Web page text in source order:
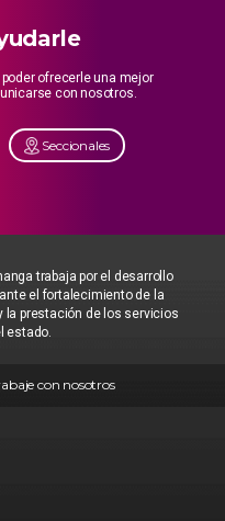
ofrecerle una mejor
con nosotros.
Seccionales
trabaja por el desarrollo
el fortalecimiento de la
la prestación de los servicios
estado.
con nosotros